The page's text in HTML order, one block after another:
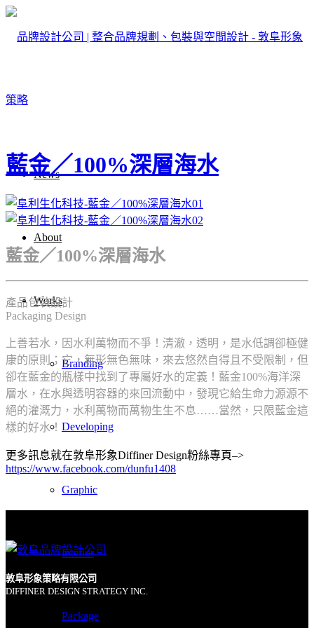
News
About
Works
Branding
Developing
Graphic
Interior
Package
藍金／100%深層海水
藍金／100%深層海水
產品包裝設計
Packaging Design
上善若水，因水利萬物而不爭！清澈，透明，是水低調卻極健
康的原則；它，無形無色無味，來去悠然自得且不受限制，但
卻在藍金的瓶樣中找到了專屬好水的定義！藍金100%海洋深
層水，在水與透明容器的來回流動中，發現它給生命力源源不
絕的灌溉力，水利萬物而萬物生生不息……當然，只限藍金這
樣的好水！
更多訊息就在敦阜形象Diffiner Design粉絲專頁–>
https://www.facebook.com/dunfu1408
敦阜形象策略有限公司
DIFFINER DESIGN STRATEGY INC.